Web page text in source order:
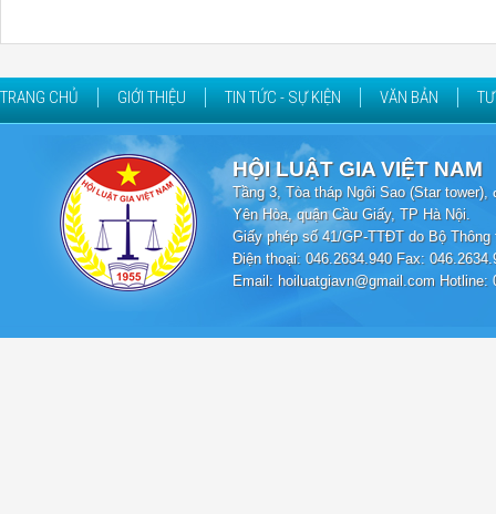
TRANG CHỦ GIỚI THIỆU TIN TỨC - SỰ KIỆN VĂN BẢN
HỘI LUẬT GIA VIỆT NAM
Tầng 3, Tòa tháp Ngôi Sao (Star
Yên Hòa, quận Cầu Giấy, TP Hà Nội.
Giấy phép số 41/GP-TTĐT do Bộ
Điện thoại: 046.2634.940 Fax:
Email: hoiluatgiavn@gmail.com Hotline: